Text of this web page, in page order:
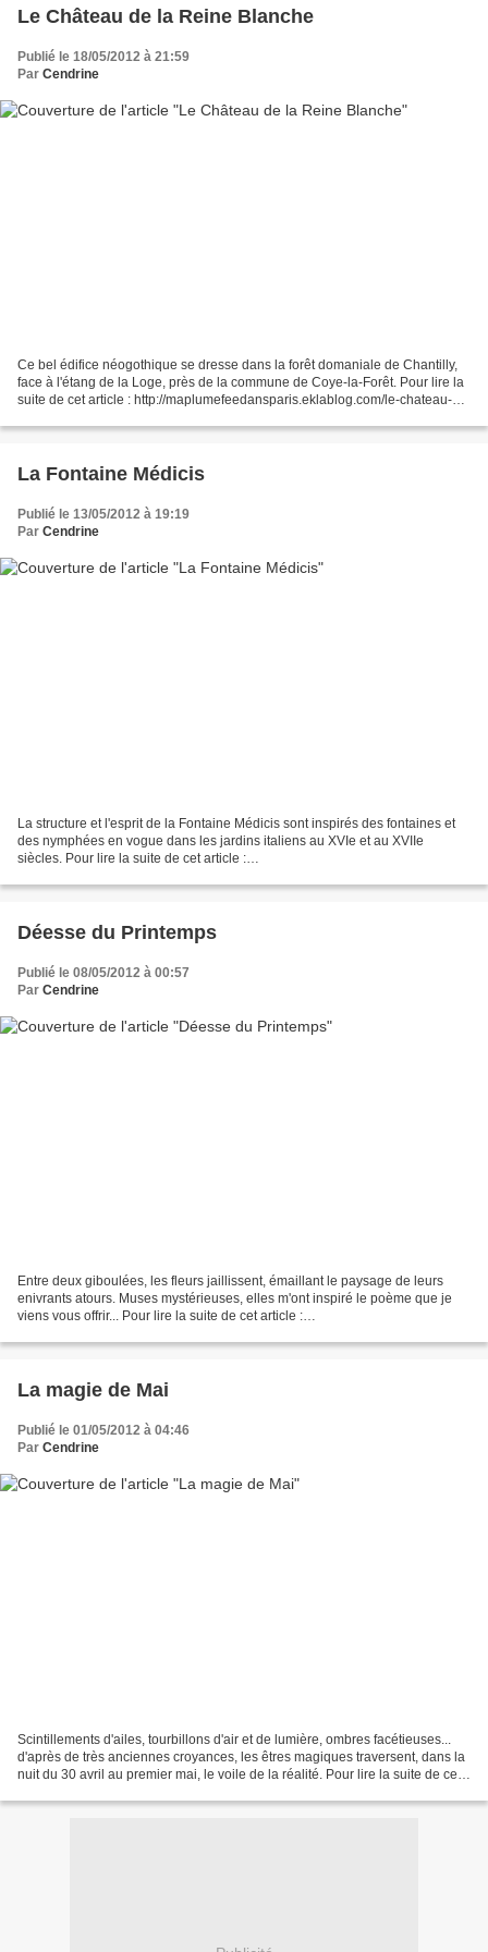
Le Château de la Reine Blanche
Publié le 18/05/2012 à 21:59
Par Cendrine
Ce bel édifice néogothique se dresse dans la forêt domaniale de Chantilly,
face à l'étang de la Loge, près de la commune de Coye-la-Forêt. Pour lire la
suite de cet article : http://maplumefeedansparis.eklablog.com/le-chateau-
La Fontaine Médicis
Publié le 13/05/2012 à 19:19
Par Cendrine
La structure et l'esprit de la Fontaine Médicis sont inspirés des fontaines et
des nymphées en vogue dans les jardins italiens au XVIe et au XVIIe
siècles. Pour lire la suite de cet article :
Déesse du Printemps
Publié le 08/05/2012 à 00:57
Par Cendrine
Entre deux giboulées, les fleurs jaillissent, émaillant le paysage de leurs
enivrants atours. Muses mystérieuses, elles m'ont inspiré le poème que je
viens vous offrir... Pour lire la suite de cet article :
La magie de Mai
Publié le 01/05/2012 à 04:46
Par Cendrine
Scintillements d'ailes, tourbillons d'air et de lumière, ombres facétieuses...
d'après de très anciennes croyances, les êtres magiques traversent, dans la
nuit du 30 avril au premier mai, le voile de la réalité. Pour lire la suite de cet